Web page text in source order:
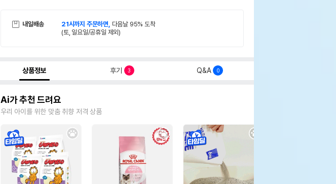
내일배송 21시까지 주문하면, 다음날 95% 도착
(토, 일요일/공휴일 제외)
상품정보 후기 3 Q&A 0
Ai가 추천 드려요
우리 아이를 위한 맞춤 취향 저격 상품